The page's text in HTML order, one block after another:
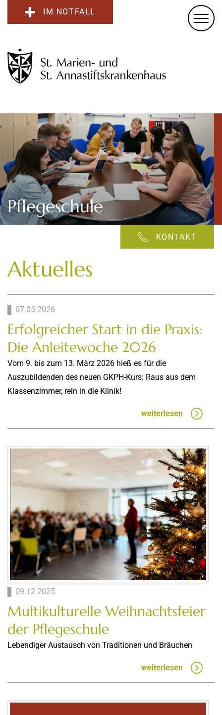
IM NOTFALL
Pflegeschule
KONTAKT
Aktuelles
07.05.2026
Erfolgreicher Start in die Praxis:
Die Anleitewoche 2026
Vom 9. bis zum 13. März 2026 hieß es für die
Auszubildenden des neuen GKPH-Kurs: Raus aus dem
Klassenzimmer, rein in die Klinik!
weiterlesen
09.12.2025
Multikulturelle Weihnachtsfeier
der Pflegeschule
Lebendiger Austausch von Traditionen und Bräuchen
weiterlesen